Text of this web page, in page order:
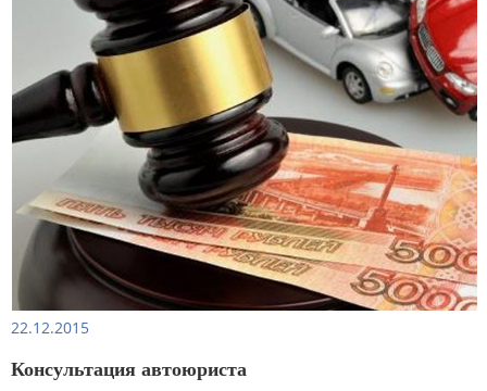
22.12.2015
Консультация автоюриста